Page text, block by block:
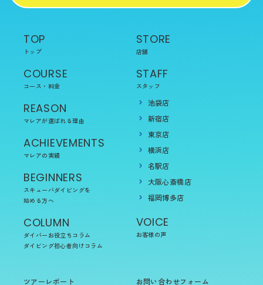
TOP
トップ
COURSE
コース・料金
REASON
マレアが選ばれる理由
ACHIEVEMENTS
マレアの実績
BEGINNERS
スキューバダイビングを
始める方へ
COLUMN
ダイバーお役立ちコラム
ダイビング初心者向けコラム
STORE
店舗
STAFF
スタッフ
池袋店
新宿店
東京店
横浜店
名駅店
大阪心斎橋店
福岡博多店
VOICE
お客様の声
ツアーレポート お問い合わせフォーム